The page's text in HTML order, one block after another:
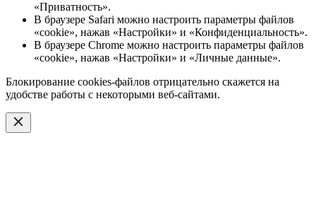
«Приватность».
В браузере Safari можно настроить параметры файлов
«cookie», нажав «Настройки» и «Конфиденциальность».
В браузере Chrome можно настроить параметры файлов
«cookie», нажав «Настройки» и «Личные данные».
Блокирование cookies-файлов отрицательно скажется на
удобстве работы с некоторыми веб-сайтами.